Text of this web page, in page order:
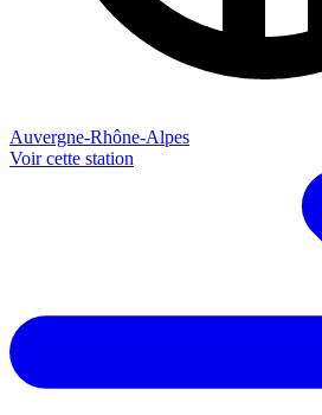
Auvergne-Rhône-Alpes
Voir cette station